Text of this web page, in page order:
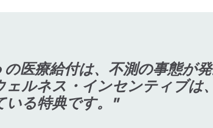
の医療給付は、不測の事態が
ェルネス・インセンティブは
いる特典です。"